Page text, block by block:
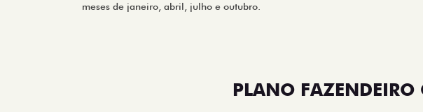
meses de janeiro, abril, julho e outubro.
PLANO